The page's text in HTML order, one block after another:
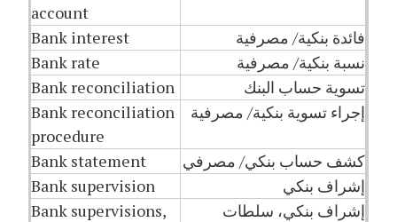
account
فائدة بنكية/ مصرفية
Bank interest
نسبة بنكية/ مصرفية
Bank rate
تسوية حساب البنك
Bank reconciliation
إجراء تسوية بنكية/ مصرفية
Bank reconciliation
procedure
كشف حساب بنكي/ مصرفي
Bank statement
إشراف بنكي
Bank supervision
إشراف بنكي، سلطات
Bank supervisions,